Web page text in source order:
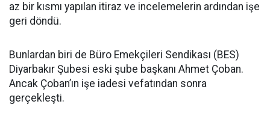
az bir kısmı yapılan itiraz ve incelemelerin ardından işe
geri döndü.
Bunlardan biri de Büro Emekçileri Sendikası (BES)
Diyarbakır Şubesi eski şube başkanı Ahmet Çoban.
Ancak Çoban’ın işe iadesi vefatından sonra
gerçekleşti.